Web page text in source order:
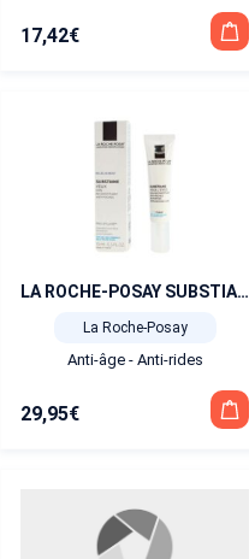
17,42€
LA ROCHE-POSAY SUBSTIANE [+] YEUX
La Roche-Posay
Anti-âge - Anti-rides
29,95€